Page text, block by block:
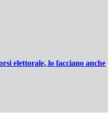
elettorale, lo facciano anche